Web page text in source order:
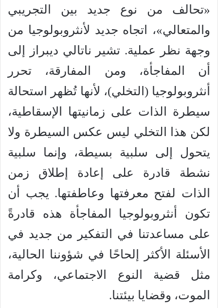
«تحالف من نوع جديد بين التجريبي
والمتعالي»، اتجاه جديد لأنثروبولوجيا من
وجهة نظر عملية. تشير ناتالي ديبراز إلى
أن المفاجأة، ومن المفارقة، تحرر
أنثروبولوجيا (التخلي)، لأنها تُظهر استحالة
سيطرة الذات على زمانيتها الإسقاطية،
لكن هذا التخلي ليس عكس السيطرة ولا
يتحول إلى سلبية بسيطة، وإنما سلبية
نشطة قادرة على إعادة إطلاق زمن
الذات لفتح معرفتها وعاطفتها. يجب أن
تكون أنثروبولوجيا المفاجأة هذه قادرةً
على مساعدتنا في التفكير من جديد في
الأسئلة الأكثر إلحاحًا في شؤوننا الحالية،
مثل قضية النوع الاجتماعي، وكرامة
الموت، وقضايا بيئتنا.